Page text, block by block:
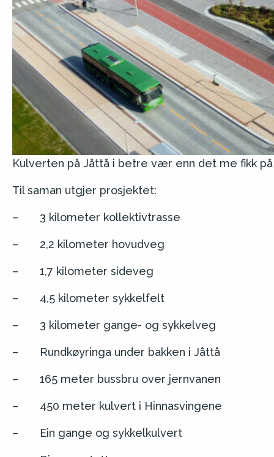
Kulverten på Jåttå i betre vær enn det me fikk
Til saman utgjer prosjektet:
– 3 kilometer kollektivtrasse
– 2,2 kilometer hovudveg
– 1,7 kilometer sideveg
– 4,5 kilometer sykkelfelt
– 3 kilometer gange- og sykkelveg
– Rundkøyringa under bakken i Jåttå
– 165 meter bussbru over jernvanen
– 450 meter kulvert i Hinnasvingene
– Ein gange og sykkelkulvert